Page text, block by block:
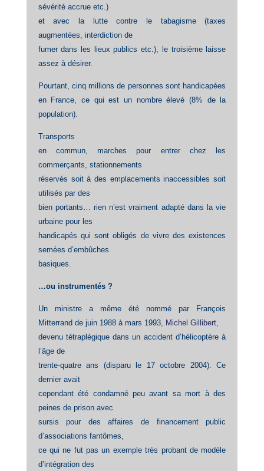
sévérité accrue etc.)
et avec la lutte contre le tabagisme (taxes
augmentées, interdiction de
fumer dans les lieux publics etc.), le troisième laisse
assez à désirer.
Pourtant, cinq millions de personnes sont handicapées
en France, ce qui est un nombre élevé (8% de la
population).
Transports
en commun, marches pour entrer chez les
commerçants, stationnements
réservés soit à des emplacements inaccessibles soit
utilisés par des
bien portants… rien n’est vraiment adapté dans la vie
urbaine pour les
handicapés qui sont obligés de vivre des existences
semées d’embûches
basiques.
…ou instrumentés ?
Un ministre a même été nommé par François
Mitterrand de juin 1988 à mars 1993, Michel Gillibert,
devenu tétraplégique dans un accident d’hélicoptère à
l’âge de
trente-quatre ans (disparu le 17 octobre 2004). Ce
dernier avait
cependant été condamné peu avant sa mort à des
peines de prison avec
sursis pour des affaires de financement public
d’associations fantômes,
ce qui ne fut pas un exemple très probant de modèle
d’intégration des